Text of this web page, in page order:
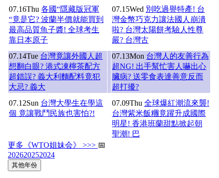
07.16Thu 各國“隱藏版冠軍
“竟是它? 波蘭半價就能買到
最高品質魚子醬! 全球考生
靠日本原子
07.15Wed 別吃過譽特產! 台
灣金幣巧克力讓法國人崩潰
啦? 台灣太陽餅考驗人性尊
嚴? 台灣古
07.14Tue 台灣竟讓外國人超
想翻白眼? 港式凍檸茶配方
超錯誤? 義大利麵配料竟犯
大忌? 義大
07.13Mon 台灣人的友善行為
超NG! 出手幫忙害人嚇出心
臟病? 送零食表達善意反而
超打擾?
07.12Sun 台灣大學生在學這
個 竟讓戰鬥民族也害怕?!
07.09Thu 全球爆紅潮流來襲!
台灣紫米飯糰竟躍升成國際
明星! 香港班蘭甜點掀起朝
聖潮! 巴
更多《WTO姐妹会》 >>> 📅
202620252024
其他年份